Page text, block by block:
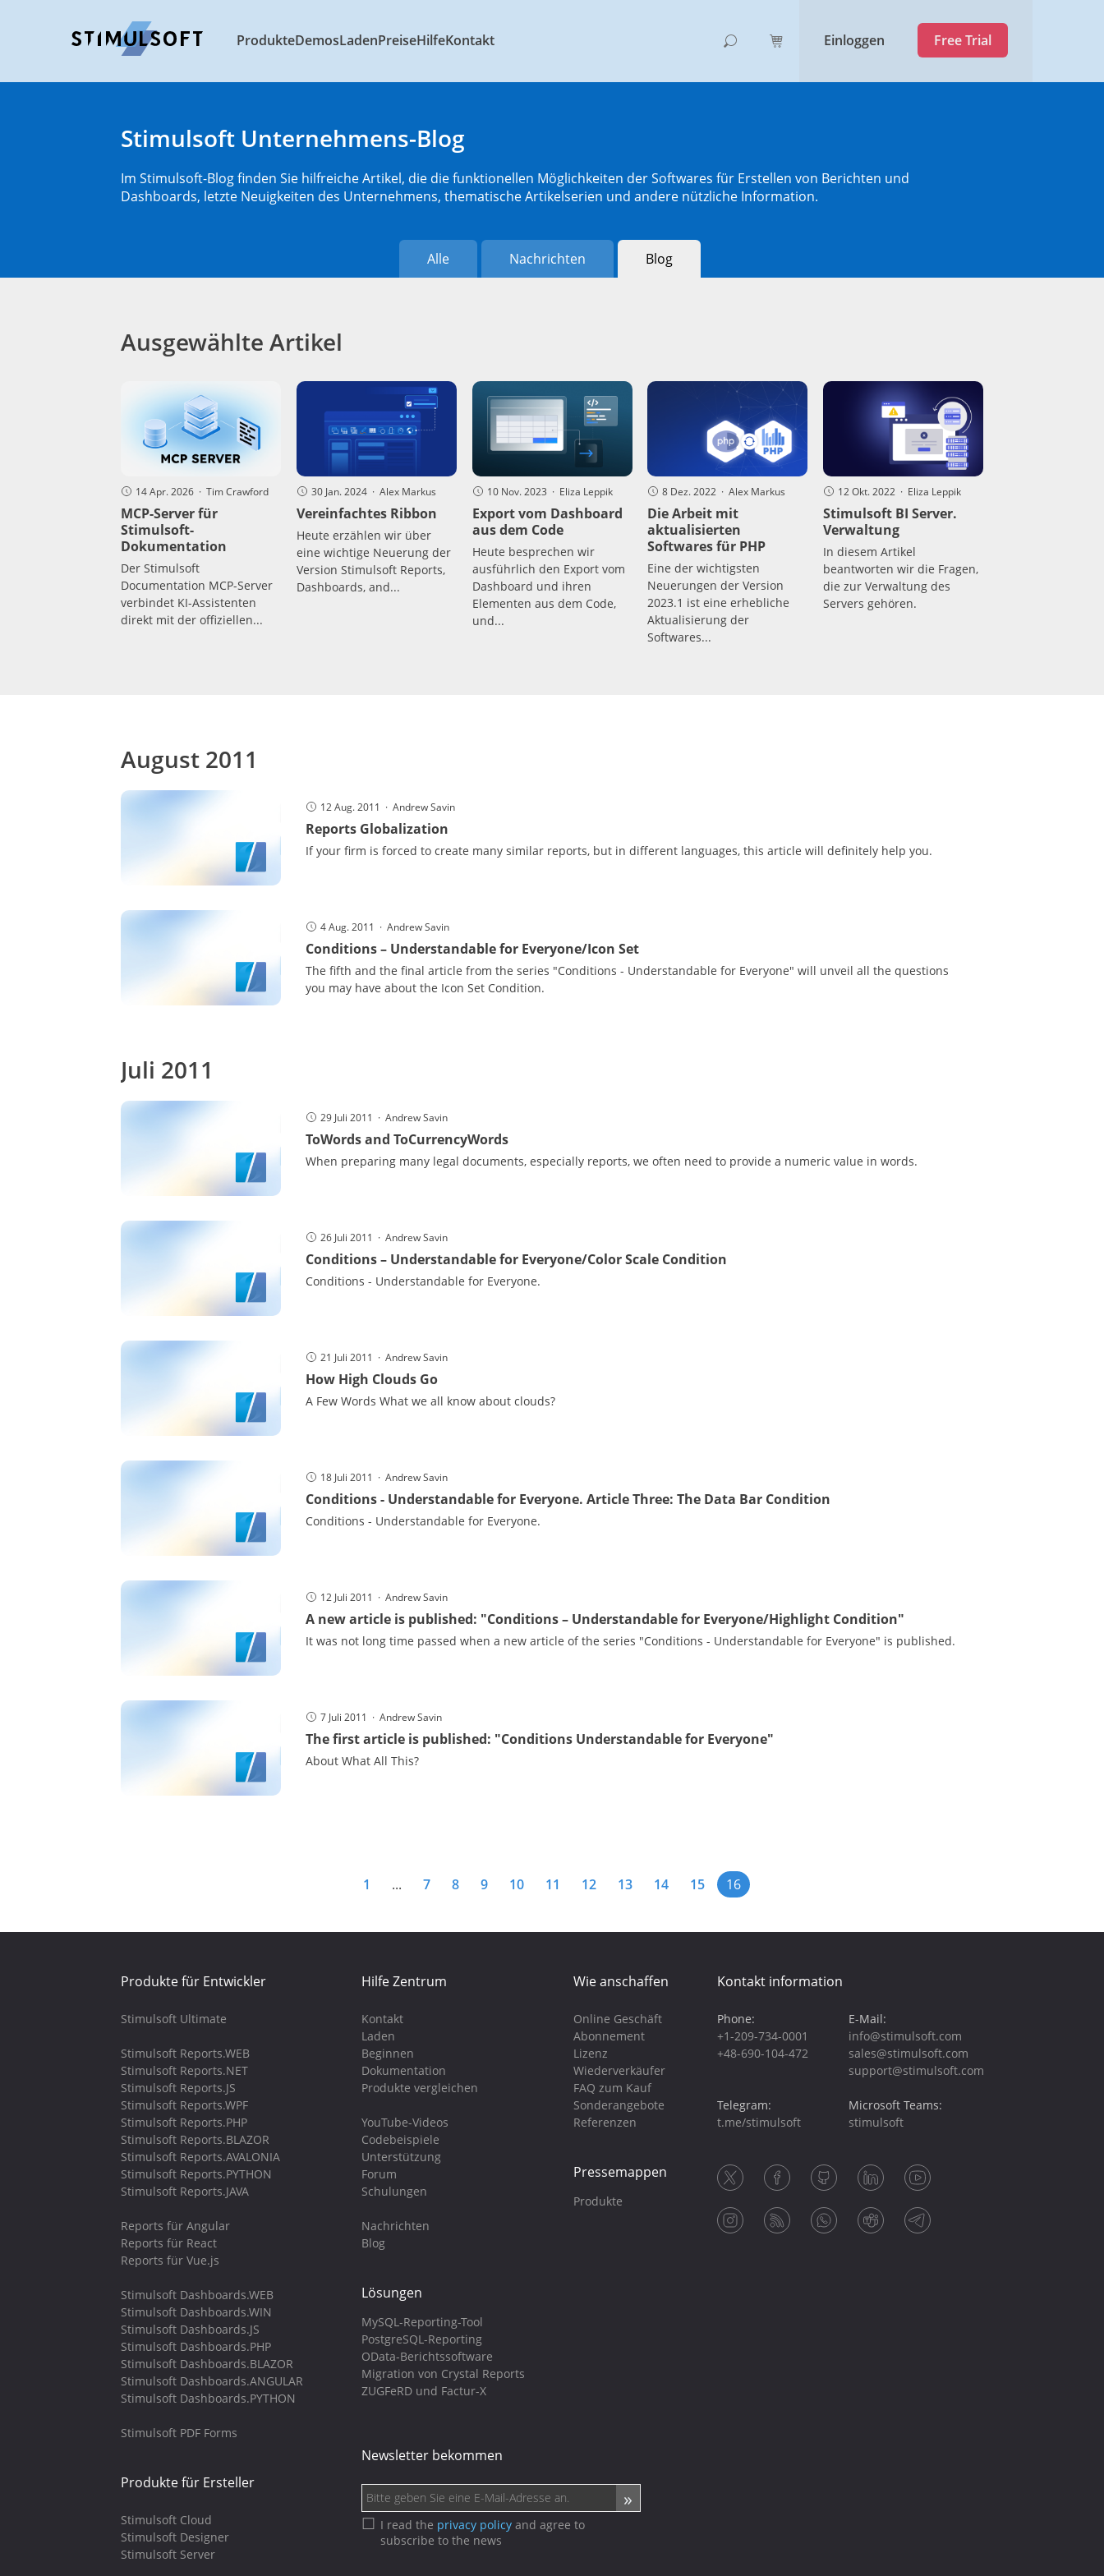
ProdukteDemosLadenPreiseHilfeKontakt Einloggen Free Trial
Stimulsoft Unternehmens-Blog
Im Stimulsoft-Blog finden Sie hilfreiche Artikel, die die funktionellen Möglichkeiten der Softwares für Erstellen von Berichten und
Dashboards, letzte Neuigkeiten des Unternehmens, thematische Artikelserien und andere nützliche Information.
Alle Nachrichten Blog
Ausgewählte Artikel
14 Apr. 2026 · Tim Crawford
MCP-Server für
Stimulsoft-
Dokumentation
Der Stimulsoft
Documentation MCP-Server
verbindet KI-Assistenten
direkt mit der offiziellen...
30 Jan. 2024 · Alex Markus
Vereinfachtes Ribbon
Heute erzählen wir über
eine wichtige Neuerung der
Version Stimulsoft Reports,
Dashboards, and...
10 Nov. 2023 · Eliza Leppik
Export vom Dashboard
aus dem Code
Heute besprechen wir
ausführlich den Export vom
Dashboard und ihren
Elementen aus dem Code,
und...
8 Dez. 2022 · Alex Markus
Die Arbeit mit
aktualisierten
Softwares für PHP
Eine der wichtigsten
Neuerungen der Version
2023.1 ist eine erhebliche
Aktualisierung der
Softwares...
12 Okt. 2022 · Eliza Leppik
Stimulsoft BI Server.
Verwaltung
In diesem Artikel
beantworten wir die Fragen,
die zur Verwaltung des
Servers gehören.
August 2011
12 Aug. 2011 · Andrew Savin
Reports Globalization
If your firm is forced to create many similar reports, but in different languages, this article will definitely help you.
4 Aug. 2011 · Andrew Savin
Conditions – Understandable for Everyone/Icon Set
The fifth and the final article from the series "Conditions - Understandable for Everyone" will unveil all the questions
you may have about the Icon Set Condition.
Juli 2011
29 Juli 2011 · Andrew Savin
ToWords and ToCurrencyWords
When preparing many legal documents, especially reports, we often need to provide a numeric value in words.
26 Juli 2011 · Andrew Savin
Conditions – Understandable for Everyone/Color Sсale Condition
Conditions - Understandable for Everyone.
21 Juli 2011 · Andrew Savin
How High Clouds Go
A Few Words What we all know about clouds?
18 Juli 2011 · Andrew Savin
Conditions - Understandable for Everyone. Article Three: The Data Bar Condition
Conditions - Understandable for Everyone.
12 Juli 2011 · Andrew Savin
A new article is published: "Conditions – Understandable for Everyone/Highlight Condition"
It was not long time passed when a new article of the series "Conditions - Understandable for Everyone" is published.
7 Juli 2011 · Andrew Savin
The first article is published: "Conditions Understandable for Everyone"
About What All This?
1 ... 7 8 9 10 11 12 13 14 15 16
Produkte für Entwickler
Stimulsoft Ultimate
Stimulsoft Reports.WEB
Stimulsoft Reports.NET
Stimulsoft Reports.JS
Stimulsoft Reports.WPF
Stimulsoft Reports.PHP
Stimulsoft Reports.BLAZOR
Stimulsoft Reports.AVALONIA
Stimulsoft Reports.PYTHON
Stimulsoft Reports.JAVA
Reports für Angular
Reports für React
Reports für Vue.js
Stimulsoft Dashboards.WEB
Stimulsoft Dashboards.WIN
Stimulsoft Dashboards.JS
Stimulsoft Dashboards.PHP
Stimulsoft Dashboards.BLAZOR
Stimulsoft Dashboards.ANGULAR
Stimulsoft Dashboards.PYTHON
Stimulsoft PDF Forms
Produkte für Ersteller
Stimulsoft Cloud
Stimulsoft Designer
Stimulsoft Server
Hilfe Zentrum
Kontakt
Laden
Beginnen
Dokumentation
Produkte vergleichen
YouTube-Videos
Codebeispiele
Unterstützung
Forum
Schulungen
Nachrichten
Blog
Lösungen
MySQL-Reporting-Tool
PostgreSQL-Reporting
OData-Berichtssoftware
Migration von Crystal Reports
ZUGFeRD und Factur-X
Wie anschaffen
Online Geschäft
Abonnement
Lizenz
Wiederverkäufer
FAQ zum Kauf
Sonderangebote
Referenzen
Pressemappen
Produkte
Newsletter bekommen
I read the privacy policyand agree to
subscribe to the news
Kontakt information
Phone:
+1-209-734-0001
+48-690-104-472
Telegram:
t.me/stimulsoft
E-Mail:
info@stimulsoft.com
sales@stimulsoft.com
support@stimulsoft.com
Microsoft Teams:
stimulsoft